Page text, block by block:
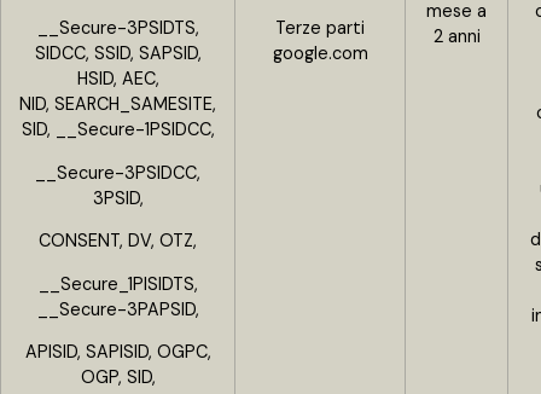
__Secure-3PSIDTS,
SIDCC, SSID, SAPSID,
HSID, AEC,
NID, SEARCH_SAMESITE,
SID, __Secure-1PSIDCC,
__Secure-3PSIDCC,
3PSID,
CONSENT, DV, OTZ,
__Secure_1PISIDTS,
__Secure-3PAPSID,
APISID, SAPISID, OGPC,
OGP, SID,
Terze parti
google.com
mese a
2 anni